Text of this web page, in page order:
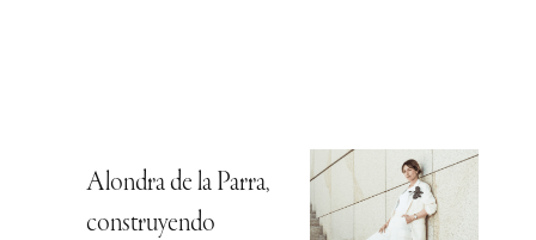
Alondra de la Parra,
construyendo